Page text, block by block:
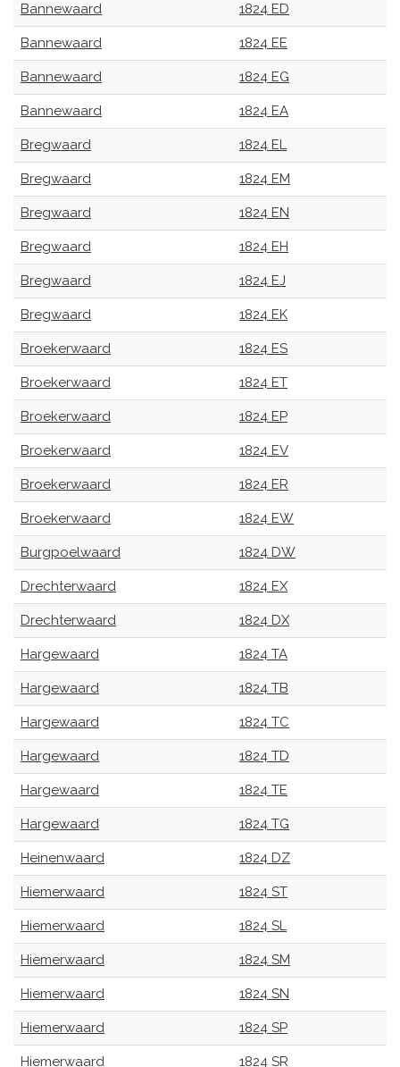
Bannewaard 1824 ED
Bannewaard 1824 EE
Bannewaard 1824 EG
Bannewaard 1824 EA
Bregwaard 1824 EL
Bregwaard 1824 EM
Bregwaard 1824 EN
Bregwaard 1824 EH
Bregwaard 1824 EJ
Bregwaard 1824 EK
Broekerwaard 1824 ES
Broekerwaard 1824 ET
Broekerwaard 1824 EP
Broekerwaard 1824 EV
Broekerwaard 1824 ER
Broekerwaard 1824 EW
Burgpoelwaard 1824 DW
Drechterwaard 1824 EX
Drechterwaard 1824 DX
Hargewaard 1824 TA
Hargewaard 1824 TB
Hargewaard 1824 TC
Hargewaard 1824 TD
Hargewaard 1824 TE
Hargewaard 1824 TG
Heinenwaard 1824 DZ
Hiemerwaard 1824 ST
Hiemerwaard 1824 SL
Hiemerwaard 1824 SM
Hiemerwaard 1824 SN
Hiemerwaard 1824 SP
Hiemerwaard 1824 SR